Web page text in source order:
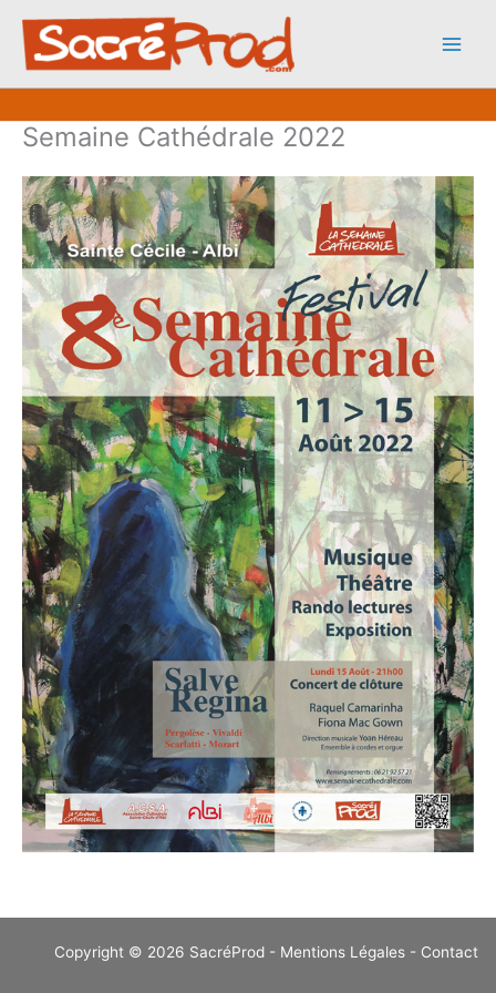
contenu
Semaine Cathédrale 2022
Copyright © 2026 SacréProd - Mentions Légales- Contact